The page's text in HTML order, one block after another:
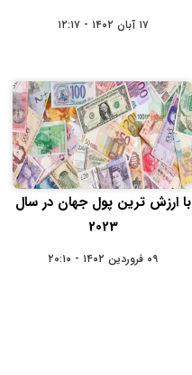
۱۷ آبان ۱۴۰۲ - ۱۲:۱۷
با ارزش ترین پول جهان در سال
2023
۰۹ فروردین ۱۴۰۲ - ۲۰:۱۰